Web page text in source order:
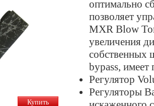
Купить
оптимально
позволяет
MXR Blow
увеличения
собственных
bypass, имеет
Регулятор
Регуляторы